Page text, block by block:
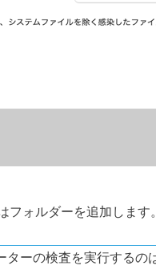
フォルダーを追加しま
ターの検査を実行するの